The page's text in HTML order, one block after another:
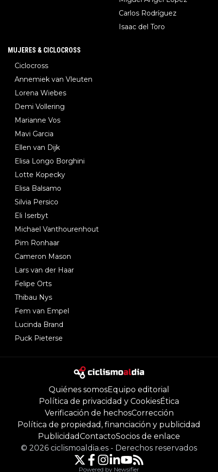
Carlos Rodríguez
Isaac del Toro
MUJERES & CICLOCROSS
Ciclocross
Annemiek van Vleuten
Lorena Wiebes
Demi Vollering
Marianne Vos
Mavi Garcia
Ellen van Dijk
Elisa Longo Borghini
Lotte Kopecky
Elisa Balsamo
Silvia Persico
Eli Iserbyt
Michael Vanthourenhout
Pim Ronhaar
Cameron Mason
Lars van der Haar
Felipe Orts
Thibau Nys
Fem van Empel
Lucinda Brand
Puck Pieterse
Quiénes somosEquipo editorial
Política de privacidad y CookiesÉtica
Verificación de hechosCorrección
Política de propiedad, financiación y publicidad
PublicidadContactoSocios de enlace
© 2026 ciclismoaldia.es - Derechos reservados
Powered by Newsifier